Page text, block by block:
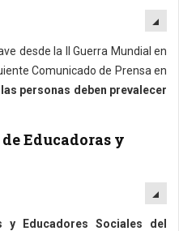
desde la II Guerra Mundial en
Comunicado de Prensa en
personas deben prevalecer
Educadoras y
y Educadores Sociales del